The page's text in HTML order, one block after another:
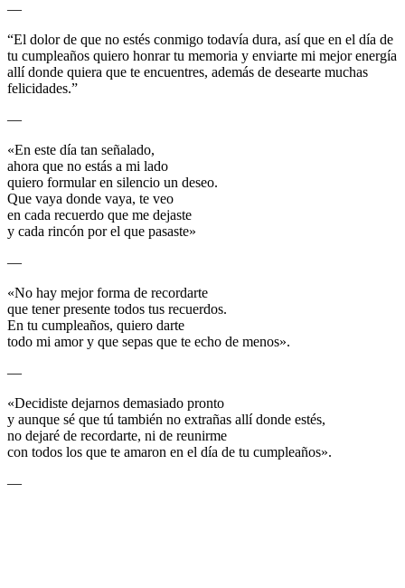
—
“El dolor de que no estés conmigo todavía dura, así que en el día de
tu cumpleaños quiero honrar tu memoria y enviarte mi mejor energía
allí donde quiera que te encuentres, además de desearte muchas
felicidades.”
—
«En este día tan señalado,
ahora que no estás a mi lado
quiero formular en silencio un deseo.
Que vaya donde vaya, te veo
en cada recuerdo que me dejaste
y cada rincón por el que pasaste»
—
«No hay mejor forma de recordarte
que tener presente todos tus recuerdos.
En tu cumpleaños, quiero darte
todo mi amor y que sepas que te echo de menos».
—
«Decidiste dejarnos demasiado pronto
y aunque sé que tú también no extrañas allí donde estés,
no dejaré de recordarte, ni de reunirme
con todos los que te amaron en el día de tu cumpleaños».
—